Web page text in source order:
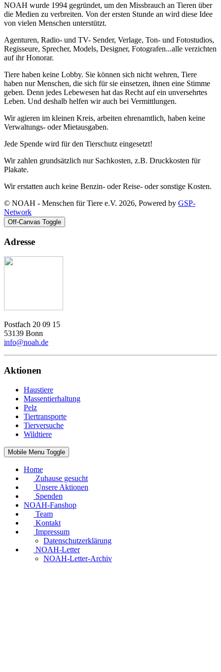
NOAH wurde 1994 gegründet, um den Missbrauch an Tieren über
die Medien zu verbreiten. Von der ersten Stunde an wird diese Idee
von vielen Menschen unterstützt.
Agenturen, Radio- und TV- Sender, Verlage, Ton- und Fotostudios,
Regisseure, Sprecher, Models, Designer, Fotografen...alle verzichten
auf ihr Honorar.
Tiere haben keine Lobby. Sie können sich nicht wehren, Tiere
haben nur Menschen, die sich für sie einsetzen, ihnen eine Stimme
geben. Denn jedes Lebewesen hat das Recht auf ein unversehrtes
Leben. Und deshalb helfen wir auch bei Vermittlungen.
Wir agieren im kleinen Kreis, arbeiten ehrenamtlich, haben keine
Verwaltungs- oder Mietausgaben.
Jede Spende wird für den Tierschutz eingesetzt!
Wir zahlen grundsätzlich nur Sachkosten, z.B. Druckkosten für
Plakate.
Wir erstatten auch keine Benzin- oder Reise- oder sonstige Kosten.
© NOAH - Menschen für Tiere e.V. 2026, Powered by GSP-
Network
Off-Canvas Toggle
Adresse
Postfach 20 09 15
53139 Bonn
info@noah.de
Aktionen
Haustiere
Massentierhaltung
Pelz
Tiertransporte
Tierversuche
Wildtiere
Mobile Menu Toggle
Home
Zuhause gesucht
Unsere Aktionen
Spenden
NOAH-Fanshop
Team
Kontakt
Impressum
Datenschutzerklärung
NOAH-Letter
NOAH-Letter-Archiv